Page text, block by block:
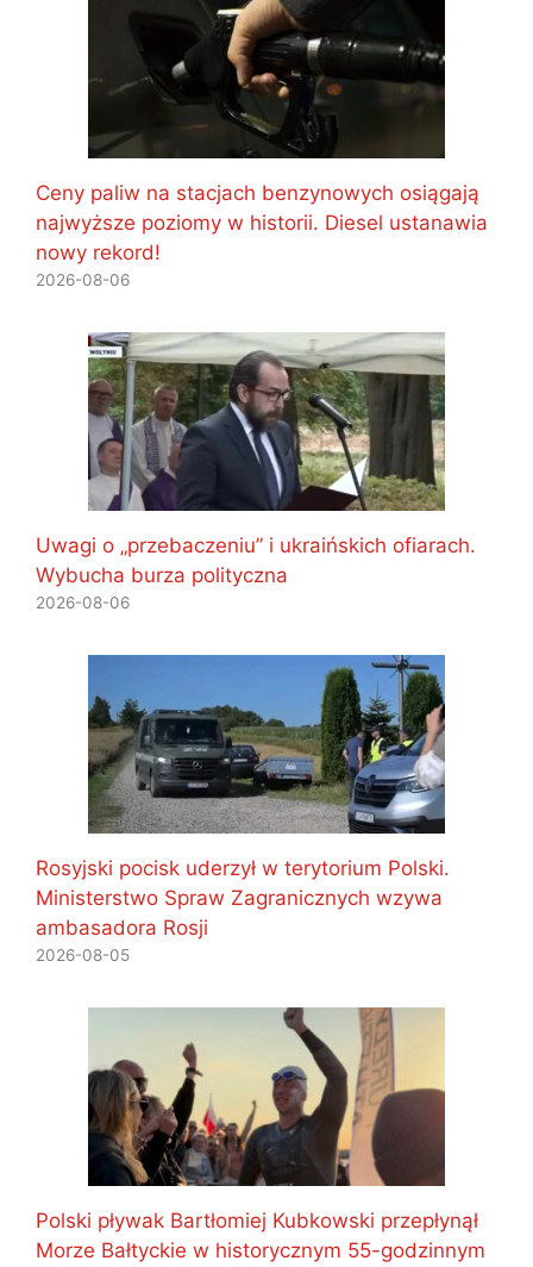
Ceny paliw na stacjach benzynowych osiągają
najwyższe poziomy w historii. Diesel ustanawia
nowy rekord!
2026-08-06
Uwagi o „przebaczeniu” i ukraińskich ofiarach.
Wybucha burza polityczna
2026-08-06
Rosyjski pocisk uderzył w terytorium Polski.
Ministerstwo Spraw Zagranicznych wzywa
ambasadora Rosji
2026-08-05
Polski pływak Bartłomiej Kubkowski przepłynął
Morze Bałtyckie w historycznym 55-godzinnym